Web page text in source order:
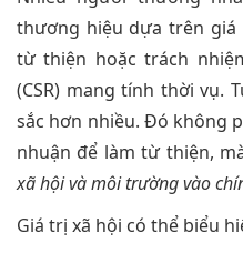
thương hiệu dựa trên
từ thiện hoặc trách
(CSR) mang tính thời vụ.
sắc hơn nhiều. Đó không
nhuận để làm từ thiện,
xã hội và môi trường vào
Giá trị xã hội có thể biểu